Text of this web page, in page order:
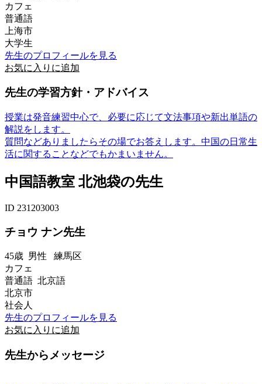
カフェ
普通語
上海市
大学生
先生のプロフィールを見る
お気に入りに追加
先生の学習方針・アドバイス
授業は発音練習中心で、必要に応じて文法事項や新出単語の
解説をします。
質問などありましたらその場でお答えします。中国の日常生
活に関することなどでもかまいません。
中国語教室 北池袋の先生
ID 231203003
チョウ ナン先生
45歳 男性 練馬区
カフェ
普通語 北京語
北京市
社会人
先生のプロフィールを見る
お気に入りに追加
先生からメッセージ